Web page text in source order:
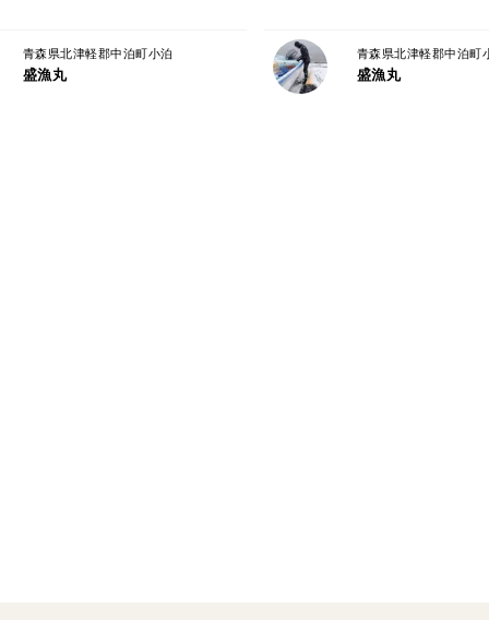
青森県北津軽郡中泊町小泊
盛漁丸
青森県北津軽郡中泊町
盛漁丸